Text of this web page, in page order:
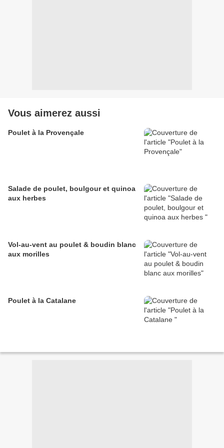
Vous aimerez aussi
Poulet à la Provençale
Salade de poulet, boulgour et quinoa
aux herbes
Vol-au-vent au poulet & boudin blanc
aux morilles
Poulet à la Catalane